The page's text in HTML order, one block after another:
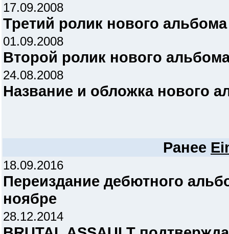
17.09.2008
Третий ролик нового альбома
01.09.2008
Второй ролик нового
24.08.2008
Название и обложка нового
Ранее
18.09.2016
Переиздание дебютного
ноябре
28.12.2014